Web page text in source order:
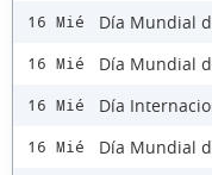
16 Mié Día Mundial
16 Mié Día Mundial
16 Mié Día
16 Mié Día Mundial